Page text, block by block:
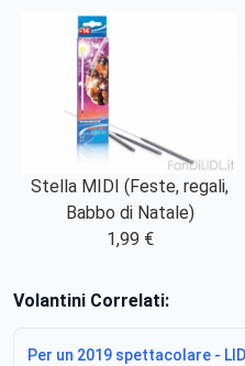
Stella MIDI (Feste, regali,
Babbo di Natale)
1,99 €
Volantini Correlati:
Per un 2019 spettacolare -